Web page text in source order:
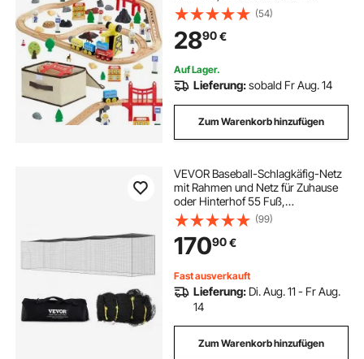
Zugspielzeug, kompatibel mit
gängigen Marken, Weihnachts- &
Geburtstagsgeschenk für
Kleinkinder
(54)
2890€
Auf Lager.
Lieferung:sobald Fr Aug. 14
Zum Warenkorb hinzufügen
VEVOR Baseball-Schlagkäfig-Netz
mit Rahmen und Netz für Zuhause
oder Hinterhof 55 Fuß,
Baseballkäfig-Netz zum Schlagen
und Aufstellen, Baseballnetz,
Schlagkäfig, für Kinder oder
Erwachsene Schwarz
(99)
17090€
Fast ausverkauft
Lieferung: Di. Aug. 11 - Fr Aug.
14
Zum Warenkorb hinzufügen